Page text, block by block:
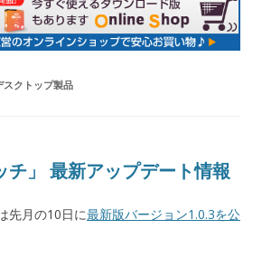
スクトップ製品
チ」 最新アップデート情報
先月の10日に最新版バージョン1.0.3を公